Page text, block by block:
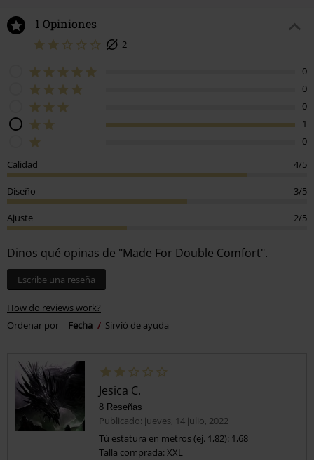
1 Opiniones
2
0
0
0
1
0
Calidad
4/5
Diseño 3/5
Ajuste 2/5
Dinos qué opinas de "Made For Double Comfort".
Escribe una reseña
How do reviews work?
Ordenar por
Fecha Sirvió de ayuda
Jesica C.
8 Reseñas
Publicado: jueves, 14 julio, 2022
Tú estatura en metros (ej. 1,82): 1,68
Talla comprada: XXL